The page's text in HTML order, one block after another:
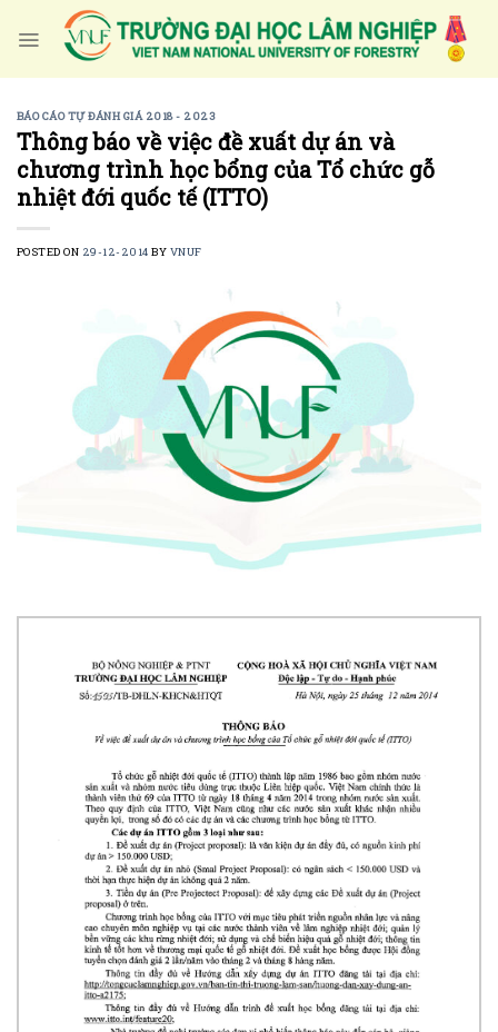
BÁO CÁO TỰ ĐÁNH GIÁ 2018 - 2023
Thông báo về việc đề xuất dự án và
chương trình học bổng của Tổ chức gỗ
nhiệt đới quốc tế (ITTO)
POSTED ON 29-12-2014 BY VNUF